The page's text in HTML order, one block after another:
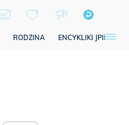
RODZINA ENCYKLIKI JPII